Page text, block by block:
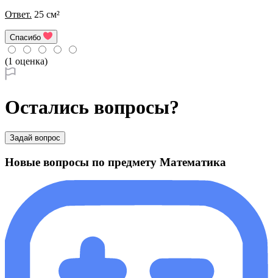
Ответ. 25 см²
Спасибо
(1 оценка)
Остались вопросы?
Задай вопрос
Новые вопросы по предмету Математика